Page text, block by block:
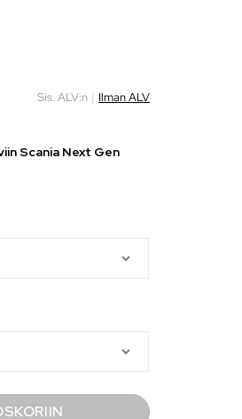
Sis. ALV:n | Ilman ALV
Scania Next Gen